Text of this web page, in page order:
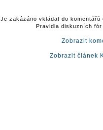
Je zakázáno vkládat do
Pravidla diskuzních
Zobrazit
Zobrazit článek